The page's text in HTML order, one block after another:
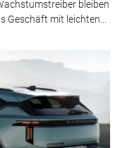
bleiben
Geschäft mit leichten...